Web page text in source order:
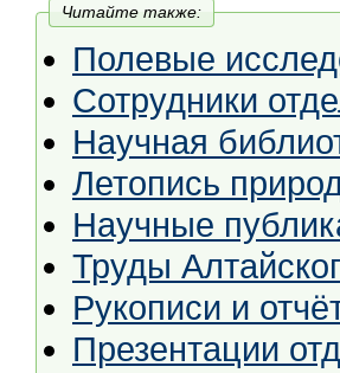
Читайте также:
Полевые
Сотрудники
Научная
Летопись
Научные
Труды
Рукописи и
Презентации